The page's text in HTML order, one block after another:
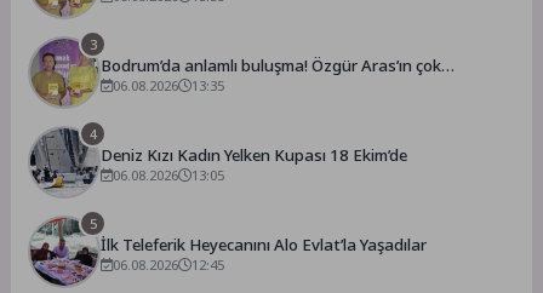
3
Bodrum’da anlamlı buluşma! Özgür Aras’ın çok
konuşulan kitabı yeni baskısını Titanic Luxury Collection
06.08.2026 13:35
4
Deniz Kızı Kadın Yelken Kupası 18 Ekim’de
06.08.2026 13:05
5
İlk Teleferik Heyecanını Alo Evlat’la Yaşadılar
06.08.2026 12:45